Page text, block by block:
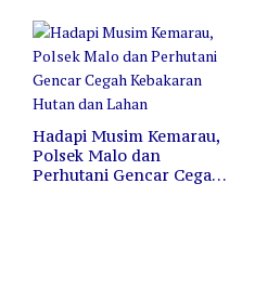
Berkaca
Hadapi Musim Kemarau,
Polsek Malo dan
Perhutani Gencar Cegah